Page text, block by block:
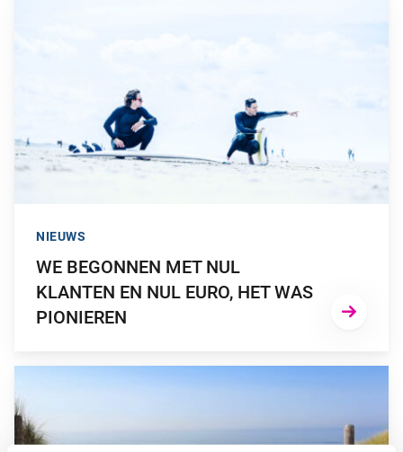
WE BEGONNEN MET NUL
KLANTEN EN NUL EURO, HET WAS
PIONIEREN
NIEUWS